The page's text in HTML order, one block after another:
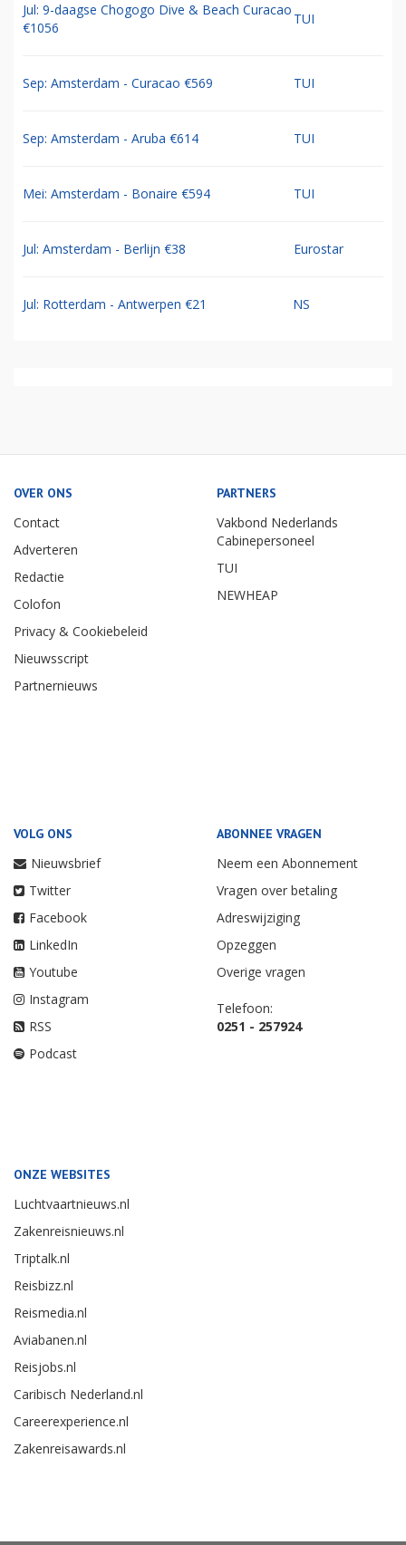
Jul: 9-daagse Chogogo Dive & Beach Curacao
€1056
TUI
Sep: Amsterdam - Curacao €569 TUI
Sep: Amsterdam - Aruba €614 TUI
Mei: Amsterdam - Bonaire €594 TUI
Jul: Amsterdam - Berlijn €38 Eurostar
Jul: Rotterdam - Antwerpen €21 NS
OVER ONS
Contact
Adverteren
Redactie
Colofon
Privacy & Cookiebeleid
Nieuwsscript
Partnernieuws
PARTNERS
Vakbond Nederlands
Cabinepersoneel
TUI
NEWHEAP
VOLG ONS
Nieuwsbrief
Twitter
Facebook
LinkedIn
Youtube
Instagram
RSS
Podcast
ABONNEE VRAGEN
Neem een Abonnement
Vragen over betaling
Adreswijziging
Opzeggen
Overige vragen
Telefoon:
0251 - 257924
ONZE WEBSITES
Luchtvaartnieuws.nl
Zakenreisnieuws.nl
Triptalk.nl
Reisbizz.nl
Reismedia.nl
Aviabanen.nl
Reisjobs.nl
Caribisch Nederland.nl
Careerexperience.nl
Zakenreisawards.nl